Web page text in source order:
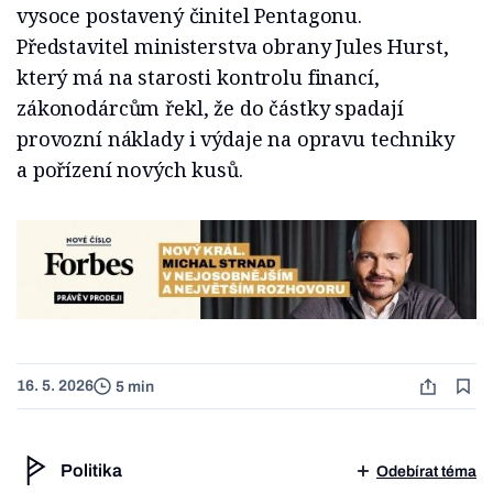
vysoce postavený činitel Pentagonu.
Představitel ministerstva obrany Jules Hurst,
který má na starosti kontrolu financí,
zákonodárcům řekl, že do částky spadají
provozní náklady i výdaje na opravu techniky
a pořízení nových kusů.
16. 5. 2026 5 min
Politika Odebírat téma